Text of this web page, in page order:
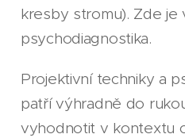
kresby stromu). Zde je
psychodiagnostika.
Projektivní techniky a
patří výhradně do
vyhodnotit v kontextu